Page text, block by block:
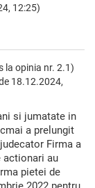
12:25)
la opinia nr. 2.1)
18.12.2024,
si jumatate in
a prelungit
Firma a
actionari au
pietei de